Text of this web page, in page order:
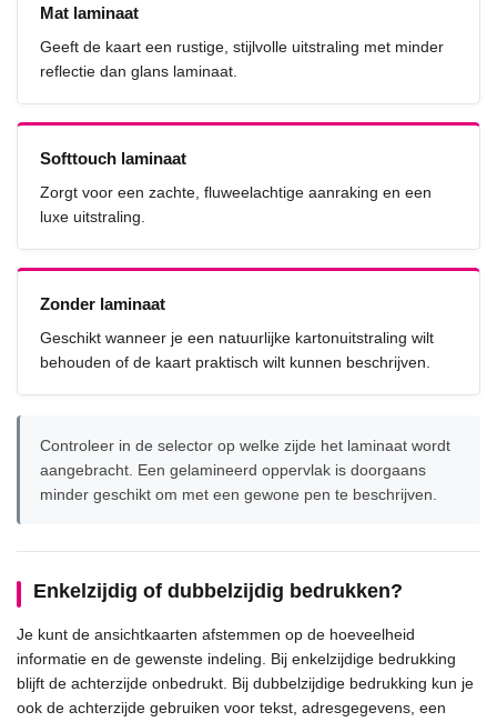
Mat laminaat
Geeft de kaart een rustige, stijlvolle uitstraling met minder
reflectie dan glans laminaat.
Softtouch laminaat
Zorgt voor een zachte, fluweelachtige aanraking en een
luxe uitstraling.
Zonder laminaat
Geschikt wanneer je een natuurlijke kartonuitstraling wilt
behouden of de kaart praktisch wilt kunnen beschrijven.
Controleer in de selector op welke zijde het laminaat wordt
aangebracht. Een gelamineerd oppervlak is doorgaans
minder geschikt om met een gewone pen te beschrijven.
Enkelzijdig of dubbelzijdig bedrukken?
Je kunt de ansichtkaarten afstemmen op de hoeveelheid
informatie en de gewenste indeling. Bij enkelzijdige bedrukking
blijft de achterzijde onbedrukt. Bij dubbelzijdige bedrukking kun je
ook de achterzijde gebruiken voor tekst, adresgegevens, een